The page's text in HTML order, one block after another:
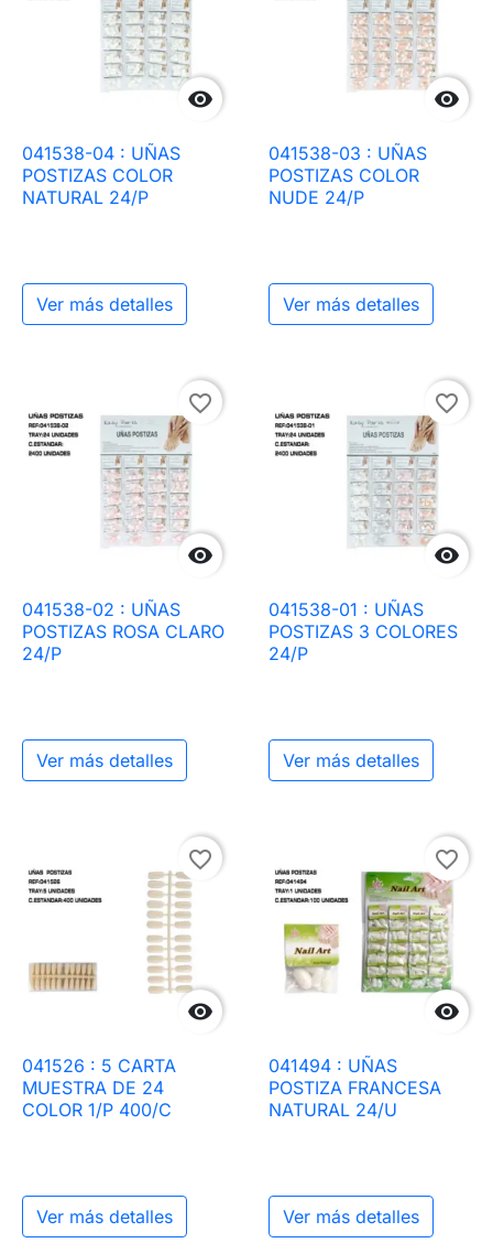

041538-04 : UÑAS
POSTIZAS COLOR
NATURAL 24/P
Ver más detalles

041538-03 : UÑAS
POSTIZAS COLOR
NUDE 24/P
Ver más detalles

favorite_border
041538-02 : UÑAS
POSTIZAS ROSA CLARO
24/P
Ver más detalles

favorite_border
041538-01 : UÑAS
POSTIZAS 3 COLORES
24/P
Ver más detalles

favorite_border
041526 : 5 CARTA
MUESTRA DE 24
COLOR 1/P 400/C
Ver más detalles

favorite_border
041494 : UÑAS
POSTIZA FRANCESA
NATURAL 24/U
Ver más detalles